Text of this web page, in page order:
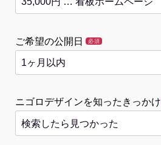
ご希望の公開日 必須
ニゴロデザインを知ったきっかけ